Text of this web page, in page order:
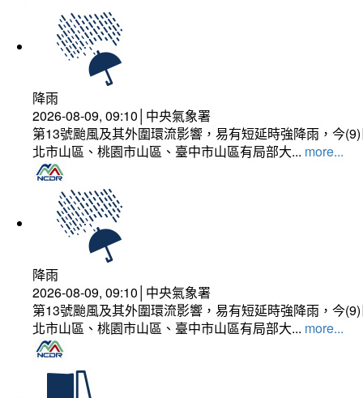
降雨
2026-08-09, 09:10│中央氣象署
第13號颱風及其外圍環流影響，易有短延時強降雨，今
北市山區、桃園市山區、臺中市山區有局部大... more...
降雨
2026-08-09, 09:10│中央氣象署
第13號颱風及其外圍環流影響，易有短延時強降雨，今
北市山區、桃園市山區、臺中市山區有局部大... more...